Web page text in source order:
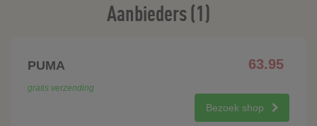
Aanbieders (1)
PUMA 63.95
gratis verzending
Bezoek shop